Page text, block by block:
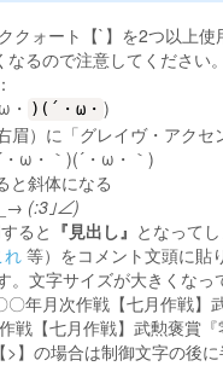
クォート【`】を2つ以上
るので注意してください。
)(´・ω・ )
眉）に「グレイヴ・アク
ω・｀)(´・ω・｀)
と斜体になる
(:3｣∠)
ると 『見出し』 となって
れ 等）をコメント文頭に貼
。文字サイズが大きくな
年月次作戦【七月作戦】
戦【七月作戦】武勲褒賞
>】の場合は制御文字の後